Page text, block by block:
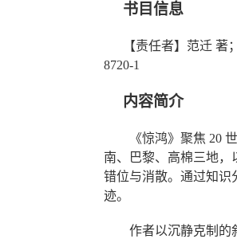
书目信息
【责任者】 范迁 著 ；
8720-1
内容简介
《惊鸿》聚焦 20
南、巴黎、高棉三地，
错位与消散。通过知识
迹。
作者以沉静克制的